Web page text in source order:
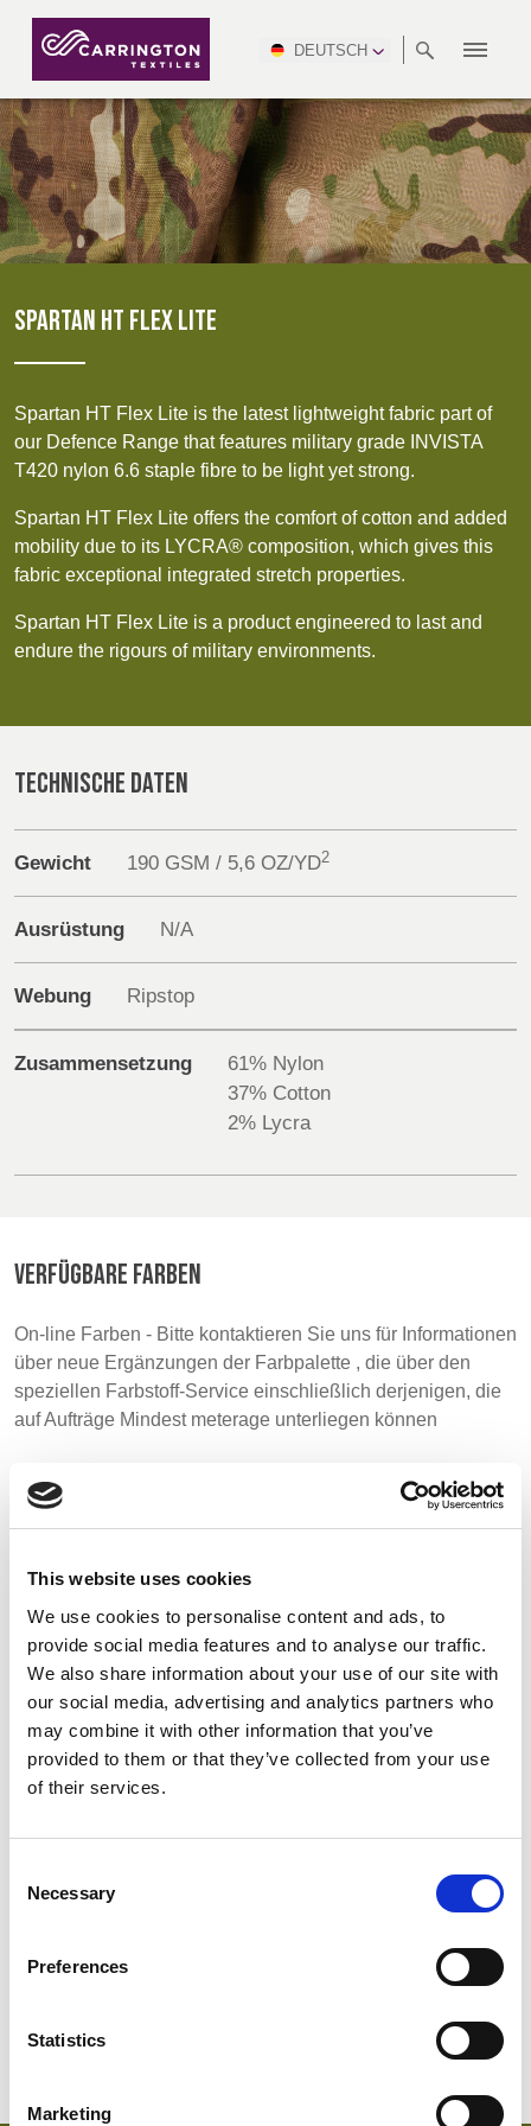
This website uses cookies
We use cookies to personalise content and ads, to
provide social media features and to analyse our traffic.
We also share information about your use of our site with
our social media, advertising and analytics partners who
may combine it with other information that you’ve
provided to them or that they’ve collected from your use
of their services.
Selection
Necessary
Preferences
Statistics
Marketing
Discover
Products
Media
Veranstaltungen
Contact
Anmelden
DEUTSCH
ÜBER
UNS
PRODUKTION
PINCROFT
ALLTEX
CTI
MGC
TEAMS
KARRIERE
ZERTIFIZIERUNGEN
RANGES
ARBEITSKLEIDUNG
FLAMMHEMMEND
MILITÄR
WATERPROOF
MUSTER
AUSRÜSTUNGEN
BRANCHE
GESUNDHEITSWESEN
HERSTELLUNG
GASTGEWERBE UND
FREIZEIT
NORMEN
ERFÜLLEN
UMWELT
BERICHT ZUR
NACHHALTIGKEIT
NEWSROOM VIDEOS
DOWNLOADS
NSC
SAFETY
CONGRESS
& EXPO
DSEI INTERSEC
TAC (1)
TECHTEXTIL
(1)
NAUMD
2026
FUTURE
FORCES
NAUMD 2026 (1)
FUTURE FORCES
(1)
AFRICA &
MIDDLE
EAST
NORTH
AMERICA
SOUTH
AMERICA
ASIA
AUSTRALIA &
MONTENEGRO &
CZECH REP,
POLAND &
SLOVAKIA
ESTONIA,
LITHUANIA &
LATVIA
FINNLAND
FRANCE, ITALY,
GERMANY,
TRUTHAHN
SLOVENIA
SPARTAN HT FLEX LITE
Spartan HT Flex Lite is the latest lightweight fabric part of
our Defence Range that features military grade INVISTA
T420 nylon 6.6 staple fibre to be light yet strong.
Spartan HT Flex Lite offers the comfort of cotton and added
mobility due to its LYCRA® composition, which gives this
fabric exceptional integrated stretch properties.
Spartan HT Flex Lite is a product engineered to last and
endure the rigours of military environments.
TECHNISCHE DATEN
Gewicht 190 GSM / 5,6 OZ/YD2
Ausrüstung N/A
Webung Ripstop
Zusammensetzung
61% Nylon
37% Cotton
2% Lycra
VERFÜGBARE FARBEN
On-line Farben - Bitte kontaktieren Sie uns für Informationen
über neue Ergänzungen der Farbpalette , die über den
speziellen Farbstoff-Service einschließlich derjenigen, die
auf Aufträge Mindest meterage unterliegen können